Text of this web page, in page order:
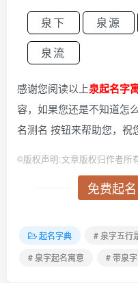
泉下 泉源
泉流
感谢您阅读以上泉起名字
容，如果您还是不知道怎
名测名 按钮来帮助您，祝
©版权声明:文章版权归作者所
免费起名
起名字典 # 泉字五行
# 泉字起名寓意
# 带泉